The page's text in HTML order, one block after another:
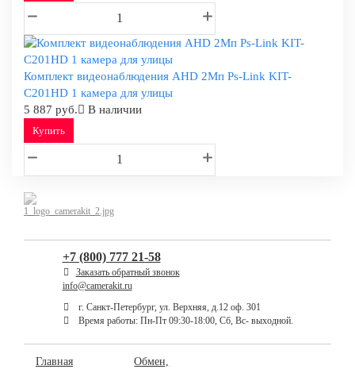
Комплект видеонаблюдения AHD 2Мп Ps-Link KIT-
C201HD 1 камера для улицы
5 887 руб.
В наличии
Купить
+7 (800) 777 21-58
Заказать обратный звонок
info@camerakit.ru
г. Санкт-Петербург, ул. Верхняя, д.12 оф. 301
Время работы: Пн-Пт 09:30-18:00, Сб, Вс- выходной.
Главная
Обмен,